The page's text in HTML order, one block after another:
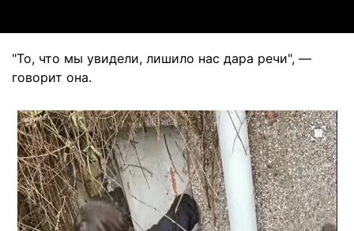
"То, что мы увидели, лишило нас дара речи", —
говорит она.